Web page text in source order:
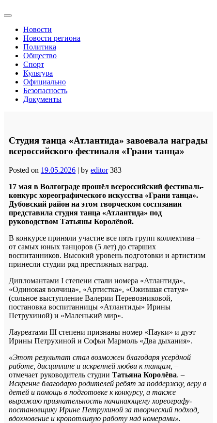
Новости
Новости региона
Политика
Общество
Спорт
Культура
Официально
Безопасность
Документы
Студия танца «Атлантида» завоевала награды
всероссийского фестиваля «Грани танца»
Posted on 19.05.2026 | by editor 383
17 мая в Волгограде прошёл всероссийский фестиваль-
конкурс хореографического искусства «Грани танца».
Дубовский район на этом творческом состязании
представила студия танца «Атлантида» под
руководством Татьяны Королёвой.
В конкурсе приняли участие все пять групп коллектива –
от самых юных танцоров (5 лет) до старших
воспитанников. Высокий уровень подготовки и артистизм
принесли студии ряд престижных наград.
Дипломантами I степени стали номера «Атлантида»,
«Одинокая волчица», «Артистка», «Ожившая статуя»
(сольное выступление Валерии Перевозниковой,
постановка воспитанницы «Атлантиды» Ирины
Петрухиной) и «Маленький мир».
Лауреатами III степени признаны номер «Пауки» и дуэт
Ирины Петрухиной и Софьи Мармоль «Два дыхания».
«Этот результат стал возможен благодаря усердной
работе, дисциплине и искренней любви к танцам, –
отмечает руководитель студии Татьяна Королёва. –
Искренне благодарю родителей ребят за поддержку, веру в
детей и помощь в подготовке к конкурсу, а также
выражаю признательность начинающему хореографу-
постановщику Ирине Петрухиной за творческий подход,
вдохновение и кропотливую работу над номерами».